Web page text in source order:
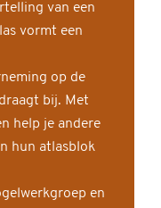
van een
vormt een
op de
bij. Met
help je andere
hun atlasblok
en